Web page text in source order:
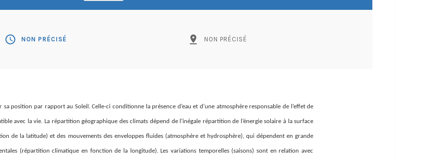
schedule NON PRÉCISÉ pin_drop NON PRÉCISÉ
sa position par rapport au Soleil. Celle-ci conditionne la présence d’eau et d’une atmosphère responsable de l’effet de
avec la vie. La répartition géographique des climats dépend de l’inégale répartition de l’énergie solaire à la surface
de la latitude) et des mouvements des enveloppes fluides (atmosphère et hydrosphère), qui dépendent en grande
(répartition climatique en fonction de la longitude). Les variations temporelles (saisons) sont en relation avec